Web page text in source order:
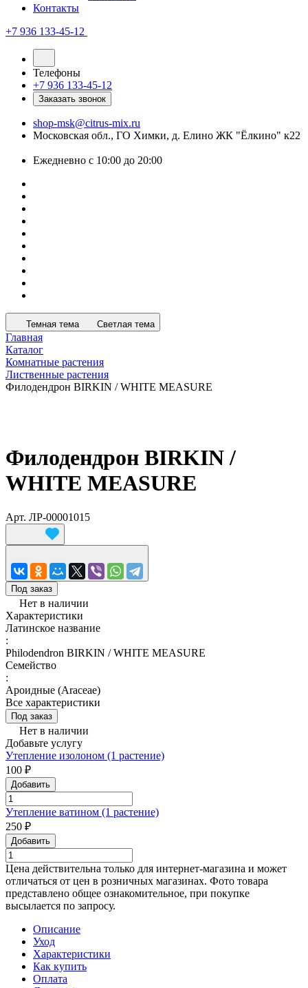
Контакты
+7 936 133-45-12
Телефоны
+7 936 133-45-12
Заказать звонок
shop-msk@citrus-mix.ru
Московская обл., ГО Химки, д. Елино ЖК "Ёлкино" к22
Ежедневно с 10:00 до 20:00
Темная тема Светлая тема
Главная
Каталог
Комнатные растения
Лиственные растения
Филодендрон BIRKIN / WHITE MEASURE
Филодендрон BIRKIN /
WHITE MEASURE
Арт. ЛР-00001015
Под заказ
Нет в наличии
Характеристики
Латинское название
:
Philodendron BIRKIN / WHITE MEASURE
Семейство
:
Ароидные (Araceae)
Все характеристики
Под заказ
Нет в наличии
Добавьте услугу
Утепление изолоном (1 растение)
100 ₽
Добавить
Утепление ватином (1 растение)
250 ₽
Добавить
Цена действительна только для интернет-магазина и может
отличаться от цен в розничных магазинах. Фото товара
представлено общее ознакомительное, при покупке
высылается по запросу.
Описание
Уход
Характеристики
Как купить
Оплата